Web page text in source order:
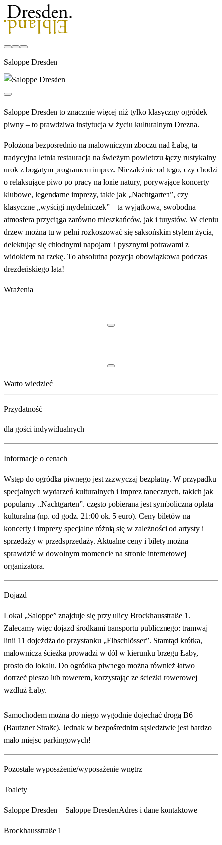
Saloppe Dresden
Saloppe Dresden to znacznie więcej niż tylko klasyczny ogródek
piwny – to prawdziwa instytucja w życiu kulturalnym Drezna.
Położona bezpośrednio na malowniczym zboczu nad Łabą, ta
tradycyjna letnia restauracja na świeżym powietrzu łączy rustykalny
urok z bogatym programem imprez. Niezależnie od tego, czy chodzi
o relaksujące piwo po pracy na łonie natury, porywające koncerty
klubowe, legendarne imprezy, takie jak „Nachtgarten”, czy
klasyczne „wyścigi mydelniczek” – ta wyjątkowa, swobodna
atmosfera przyciąga zarówno mieszkańców, jak i turystów. W cieniu
drzew można tu w pełni rozkoszować się saksońskim stylem życia,
delektując się chłodnymi napojami i pysznymi potrawami z
widokiem na rzekę. To absolutna pozycja obowiązkowa podczas
drezdeńskiego lata!
Wrażenia
Warto wiedzieć
Przydatność
dla gości indywidualnych
Informacje o cenach
Wstęp do ogródka piwnego jest zazwyczaj bezpłatny. W przypadku
specjalnych wydarzeń kulturalnych i imprez tanecznych, takich jak
popularny „Nachtgarten”, często pobierana jest symboliczna opłata
kulturalna (np. od godz. 21:00 ok. 5 euro). Ceny biletów na
koncerty i imprezy specjalne różnią się w zależności od artysty i
sprzedaży w przedsprzedaży. Aktualne ceny i bilety można
sprawdzić w dowolnym momencie na stronie internetowej
organizatora.
Dojazd
Lokal „Saloppe” znajduje się przy ulicy Brockhausstraße 1.
Zalecamy więc dojazd środkami transportu publicznego: tramwaj
linii 11 dojeżdża do przystanku „Elbschlösser”. Stamtąd krótka,
malownicza ścieżka prowadzi w dół w kierunku brzegu Łaby,
prosto do lokalu. Do ogródka piwnego można również łatwo
dotrzeć pieszo lub rowerem, korzystając ze ścieżki rowerowej
wzdłuż Łaby.
Samochodem można do niego wygodnie dojechać drogą B6
(Bautzner Straße). Jednak w bezpośrednim sąsiedztwie jest bardzo
mało miejsc parkingowych!
Pozostałe wyposażenie/wyposażenie wnętrz
Toalety
Saloppe Dresden – Saloppe DresdenAdres i dane kontaktowe
Brockhausstraße 1